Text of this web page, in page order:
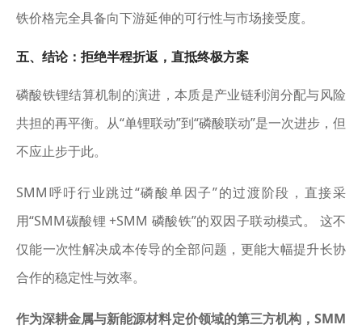
铁价格完全具备向下游延伸的可行性与市场接受度。
五、结论：拒绝半程折返，直抵终极方案
磷酸铁锂结算机制的演进，本质是产业链利润分配与风险
共担的再平衡。从“单锂联动”到“磷酸联动”是一次进步，但
不应止步于此。
SMM呼吁行业跳过“磷酸单因子”的过渡阶段，直接采
用“SMM碳酸锂 +SMM 磷酸铁”的双因子联动模式。 这不
仅能一次性解决成本传导的全部问题，更能大幅提升长协
合作的稳定性与效率。
作为深耕金属与新能源材料定价领域的第三方机构，SMM